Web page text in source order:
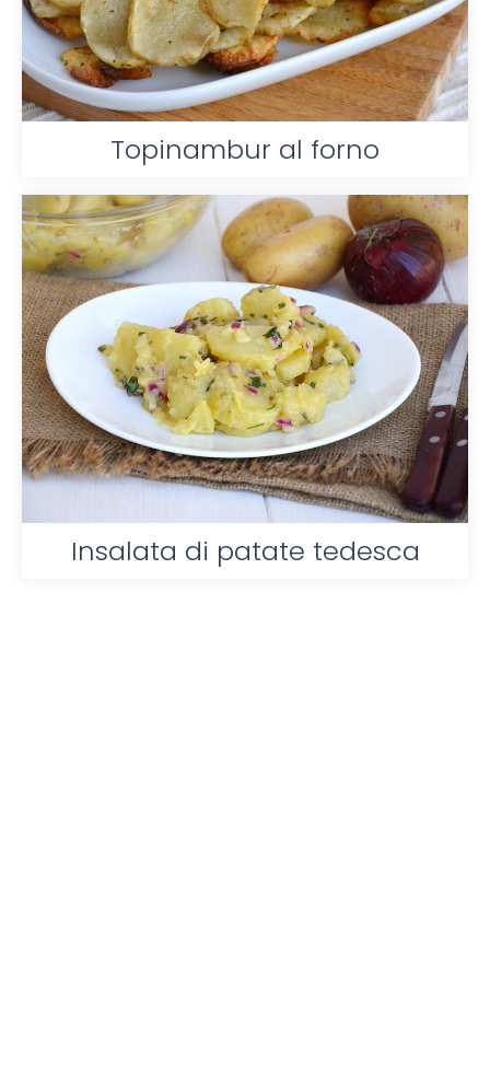
Topinambur al forno
Insalata di patate tedesca